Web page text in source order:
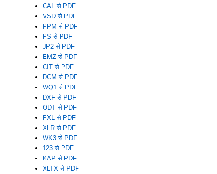
CAL से PDF
VSD से PDF
PPM से PDF
PS से PDF
JP2 से PDF
EMZ से PDF
CIT से PDF
DCM से PDF
WQ1 से PDF
DXF से PDF
ODT से PDF
PXL से PDF
XLR से PDF
WK3 से PDF
123 से PDF
KAP से PDF
XLTX से PDF